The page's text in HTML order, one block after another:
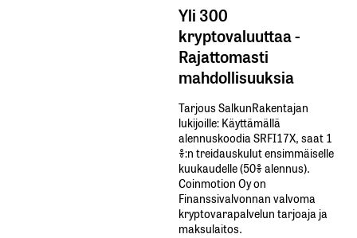
Yli 300
kryptovaluuttaa -
Rajattomasti
mahdollisuuksia
Tarjous SalkunRakentajan
lukijoille: Käyttämällä​ ​
alennuskoodia​ ​SRFI17X,​ ​saat​ ​1
%:n treidauskulut​ ​ensimmäiselle​ ​
kuukaudelle​ ​(50%​ ​alennus).
Coinmotion Oy on
Finanssivalvonnan valvoma
kryptovarapalvelun tarjoaja ja
maksulaitos.